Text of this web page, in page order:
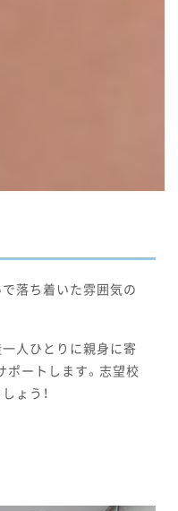
で落ち着いた雰囲気の
人ひとりに親身に寄
ポートします。志望校
ょう！